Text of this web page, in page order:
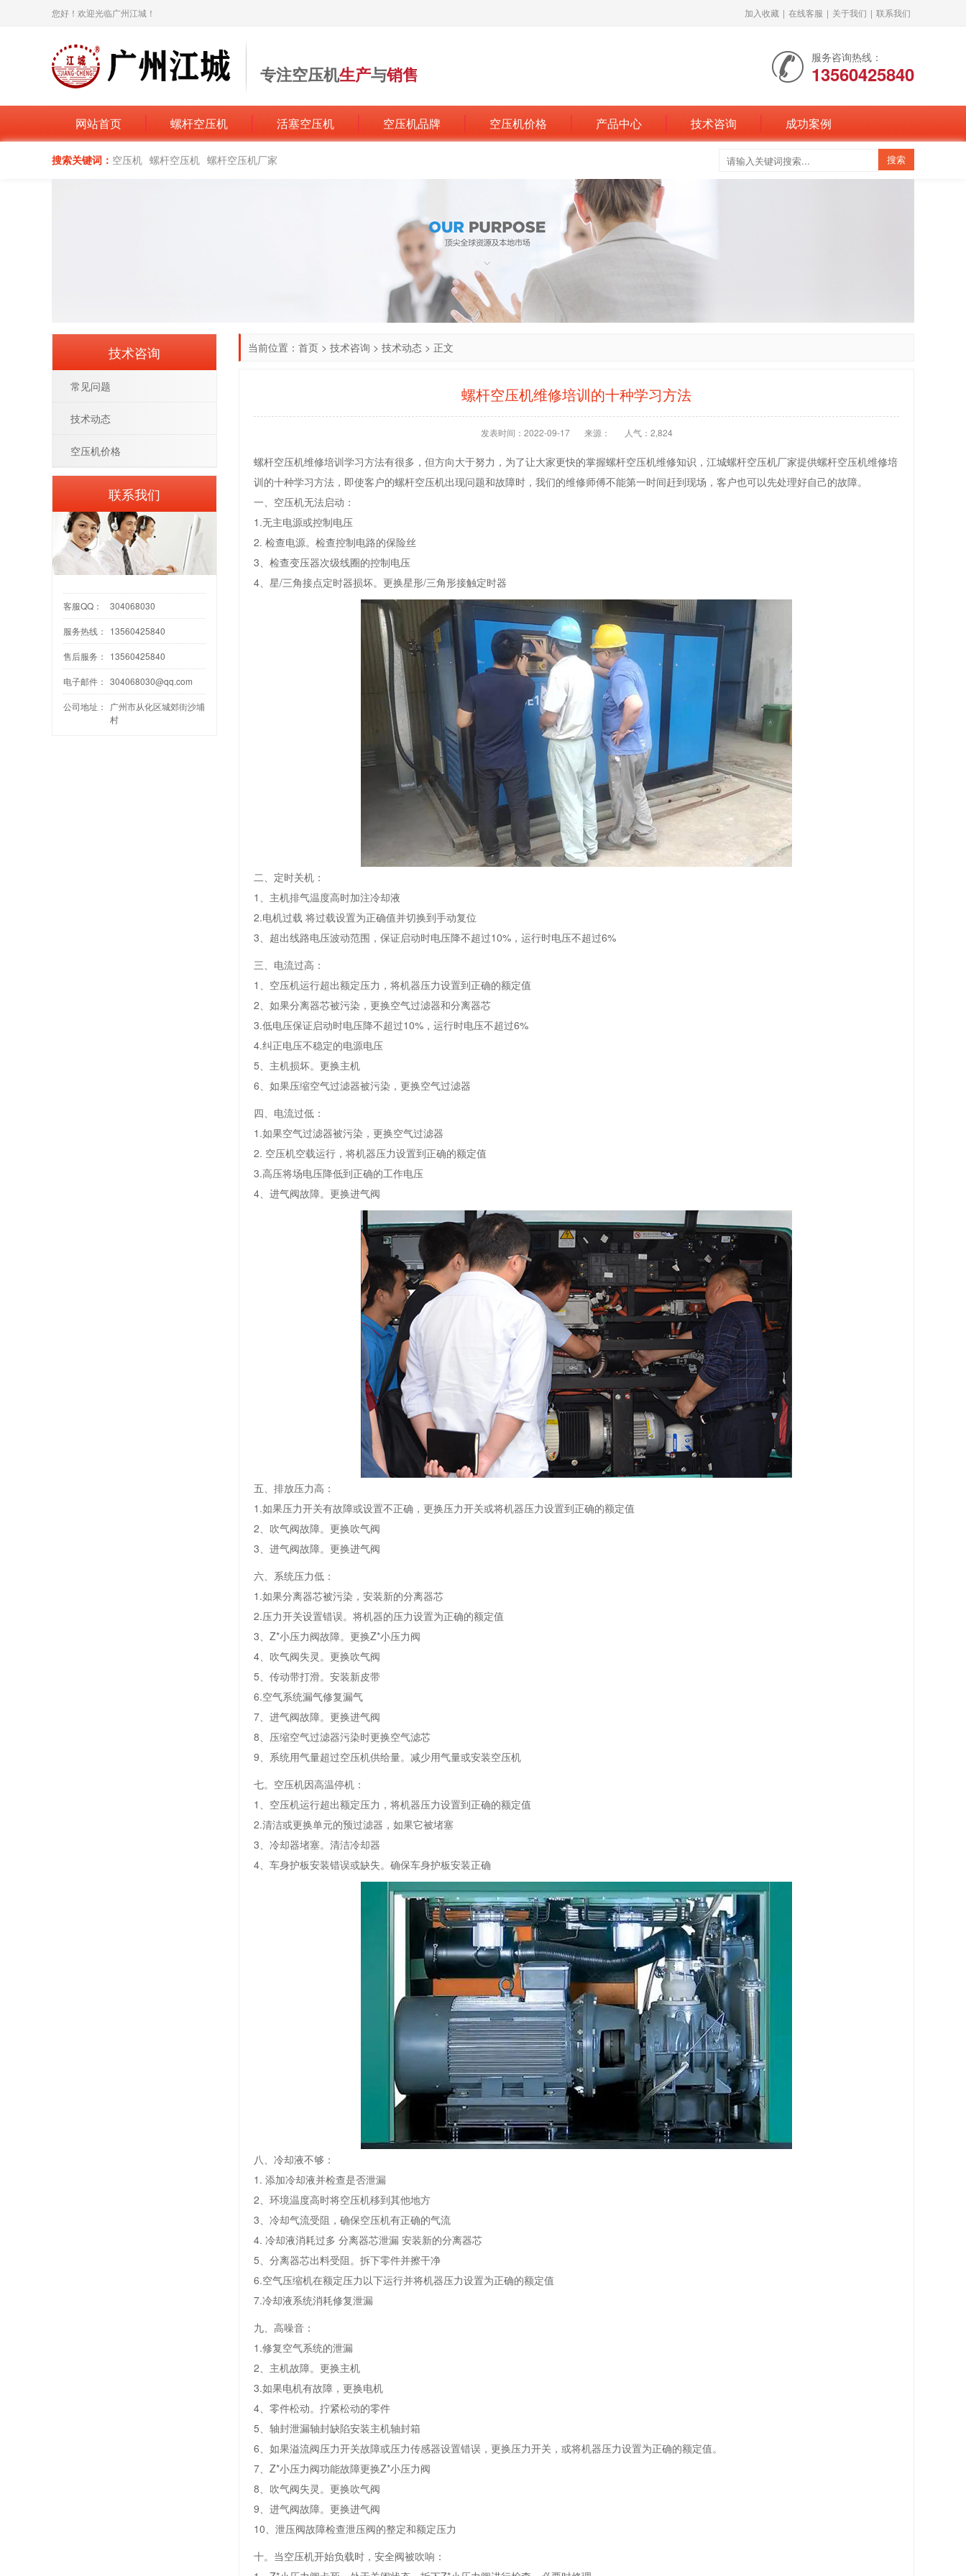
您好！欢迎光临广州江城！ 加入收藏 | 在线客服 | 关于我们 | 联系我们
专注空压机生产与销售
打造空压机行业领军品牌
服务咨询热线：
13560425840
网站首页 螺杆空压机 活塞空压机 空压机品牌 空压机价格 产品中心 技术咨询 成功案例
搜索关键词： 空压机 螺杆空压机 螺杆空压机厂家
当前位置： 首页 > 技术咨询 > 技术动态 > 正文
螺杆空压机维修培训的十种学习方法
发表时间：2022-09-17 来源： 人气：2,824
螺杆空压机维修培训学习方法有很多，但方向大于努力，为了让大家更快的掌握螺杆空压机维修知识，江城螺杆空压机厂家提供螺杆空压机维修培
训的十种学习方法，即使客户的螺杆空压机出现问题和故障时，我们的维修师傅不能第一时间赶到现场，客户也可以先处理好自己的故障。
一、空压机无法启动：
1.无主电源或控制电压
2. 检查电源。检查控制电路的保险丝
3、检查变压器次级线圈的控制电压
4、星/三角接点定时器损坏。更换星形/三角形接触定时器
二、定时关机：
1、主机排气温度高时加注冷却液
2.电机过载 将过载设置为正确值并切换到手动复位
3、超出线路电压波动范围，保证启动时电压降不超过10%，运行时电压不超过6%
三、电流过高：
1、空压机运行超出额定压力，将机器压力设置到正确的额定值
2、如果分离器芯被污染，更换空气过滤器和分离器芯
3.低电压保证启动时电压降不超过10%，运行时电压不超过6%
4.纠正电压不稳定的电源电压
5、主机损坏。更换主机
6、如果压缩空气过滤器被污染，更换空气过滤器
四、电流过低：
1.如果空气过滤器被污染，更换空气过滤器
2. 空压机空载运行，将机器压力设置到正确的额定值
3.高压将场电压降低到正确的工作电压
4、进气阀故障。更换进气阀
五、排放压力高：
1.如果压力开关有故障或设置不正确，更换压力开关或将机器压力设置到正确的额定值
2、吹气阀故障。更换吹气阀
3、进气阀故障。更换进气阀
六、系统压力低：
1.如果分离器芯被污染，安装新的分离器芯
2.压力开关设置错误。将机器的压力设置为正确的额定值
3、Z*小压力阀故障。更换Z*小压力阀
4、吹气阀失灵。更换吹气阀
5、传动带打滑。安装新皮带
6.空气系统漏气修复漏气
7、进气阀故障。更换进气阀
8、压缩空气过滤器污染时更换空气滤芯
9、系统用气量超过空压机供给量。减少用气量或安装空压机
七。空压机因高温停机：
1、空压机运行超出额定压力，将机器压力设置到正确的额定值
2.清洁或更换单元的预过滤器，如果它被堵塞
3、冷却器堵塞。清洁冷却器
4、车身护板安装错误或缺失。确保车身护板安装正确
八、冷却液不够：
1. 添加冷却液并检查是否泄漏
2、环境温度高时将空压机移到其他地方
3、冷却气流受阻，确保空压机有正确的气流
4. 冷却液消耗过多 分离器芯泄漏 安装新的分离器芯
5、分离器芯出料受阻。拆下零件并擦干净
6.空气压缩机在额定压力以下运行并将机器压力设置为正确的额定值
7.冷却液系统消耗修复泄漏
九、高噪音：
1.修复空气系统的泄漏
2、主机故障。更换主机
3.如果电机有故障，更换电机
4、零件松动。拧紧松动的零件
5、轴封泄漏轴封缺陷安装主机轴封箱
6、如果溢流阀压力开关故障或压力传感器设置错误，更换压力开关，或将机器压力设置为正确的额定值。
7、Z*小压力阀功能故障更换Z*小压力阀
8、吹气阀失灵。更换吹气阀
9、进气阀故障。更换进气阀
10、泄压阀故障检查泄压阀的整定和额定压力
十。当空压机开始负载时，安全阀被吹响：
技术咨询
常见问题
技术动态
空压机价格
联系我们
客服QQ： 304068030
服务热线： 13560425840
售后服务： 13560425840
电子邮件： 304068030@qq.com
公司地址：
广州市从化区城郊街沙埔
村